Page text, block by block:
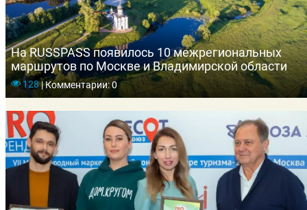
На RUSSPASS появилось 10 межрегиональных
маршрутов по Москве и Владимирской области
128|Комментарии: 0